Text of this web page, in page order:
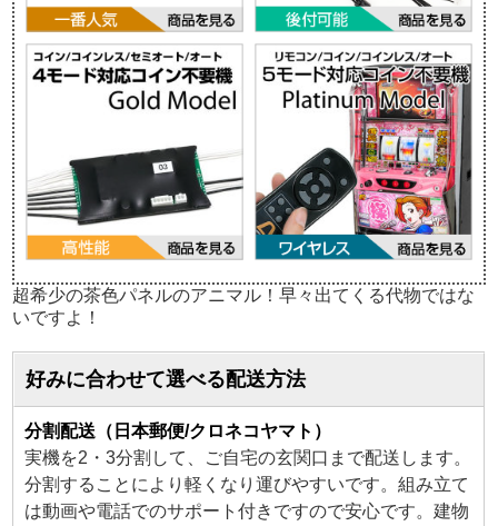
超希少の茶色パネルのアニマル！早々出てくる代物ではな
いですよ！
好みに合わせて選べる配送方法
分割配送（日本郵便/クロネコヤマト）
実機を2・3分割して、ご自宅の玄関口まで配送します。
分割することにより軽くなり運びやすいです。組み立て
は動画や電話でのサポート付きですので安心です。建物